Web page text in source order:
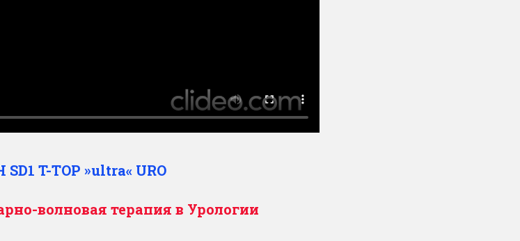
SD1 T-TOP »ultra« URO
волновая терапия в Урологии